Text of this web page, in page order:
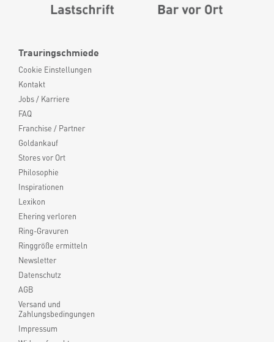
Trauringschmiede
Cookie Einstellungen
Kontakt
Jobs / Karriere
FAQ
Franchise / Partner
Goldankauf
Stores vor Ort
Philosophie
Inspirationen
Lexikon
Ehering verloren
Ring-Gravuren
Ringgröße ermitteln
Newsletter
Datenschutz
AGB
Versand und
Zahlungsbedingungen
Impressum